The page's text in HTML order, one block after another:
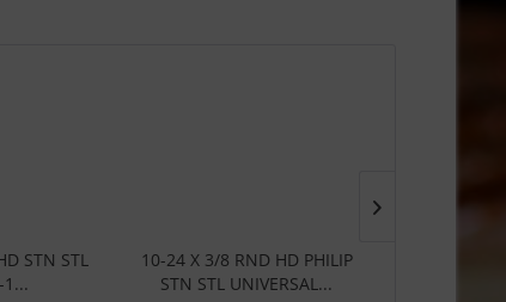
STN STL
1...
10-24 X 3/8 RND HD PHILIP
STN STL UNIVERSAL...